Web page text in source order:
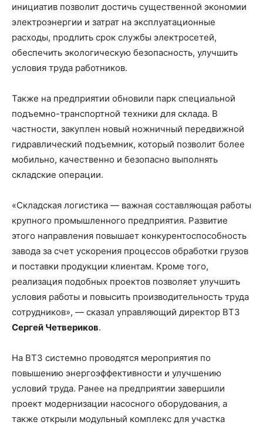
инициатив позволит достичь существенной экономии
электроэнергии и затрат на эксплуатационные
расходы, продлить срок службы электросетей,
обеспечить экологическую безопасность, улучшить
условия труда работников.
Также на предприятии обновили парк специальной
подъемно-транспортной техники для склада. В
частности, закуплен новый ножничный передвижной
гидравлический подъемник, который позволит более
мобильно, качественно и безопасно выполнять
складские операции.
«Складская логистика — важная составляющая работы
крупного промышленного предприятия. Развитие
этого направления повышает конкурентоспособность
завода за счет ускорения процессов обработки грузов
и поставки продукции клиентам. Кроме того,
реализация подобных проектов позволяет улучшить
условия работы и повысить производительность труда
сотрудников», — сказал управляющий директор ВТЗ
Сергей Четвериков.
На ВТЗ системно проводятся мероприятия по
повышению энергоэффективности и улучшению
условий труда. Ранее на предприятии завершили
проект модернизации насосного оборудования, а
также открыли модульный комплекс для участка